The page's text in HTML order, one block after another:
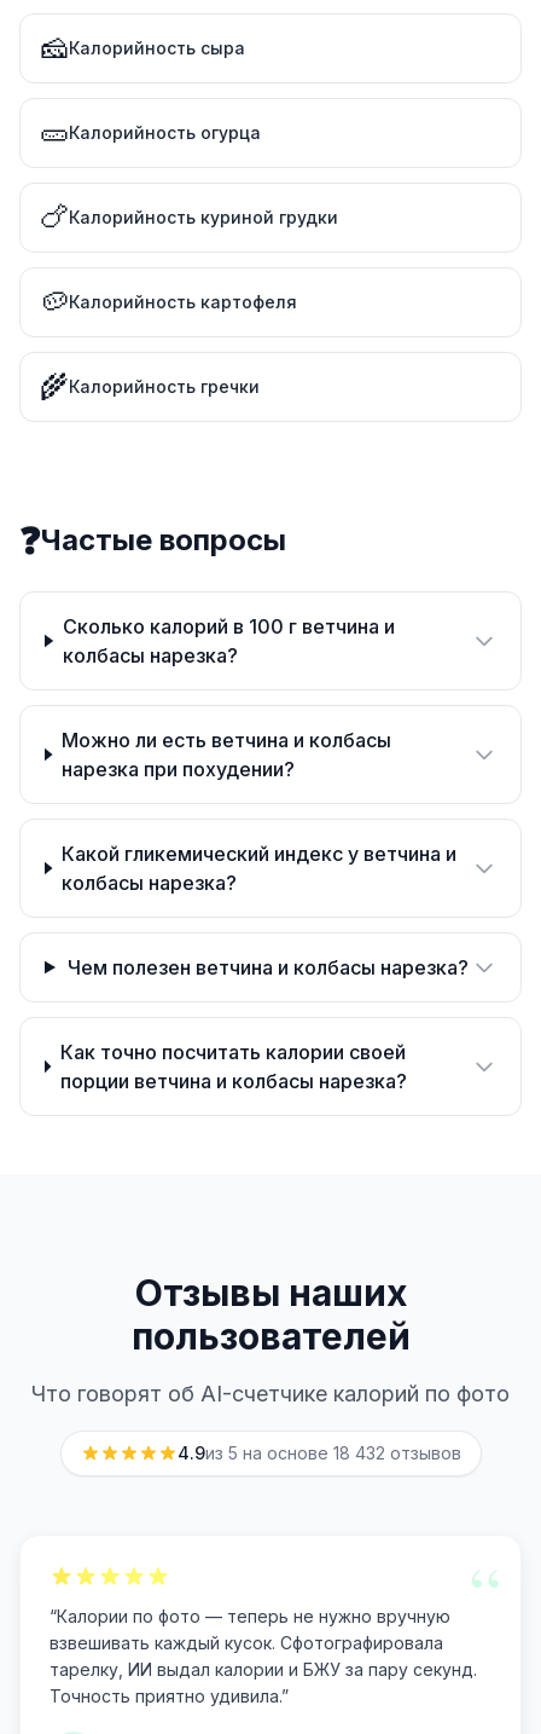
🧀Калорийность сыра
🥒Калорийность огурца
🍗Калорийность куриной грудки
🥔Калорийность картофеля
🌾Калорийность гречки
❓Частые вопросы
Сколько калорий в 100 г ветчина и
колбасы нарезка?
Можно ли есть ветчина и колбасы
нарезка при похудении?
Какой гликемический индекс у ветчина и
колбасы нарезка?
Чем полезен ветчина и колбасы нарезка?
Как точно посчитать калории своей
порции ветчина и колбасы нарезка?
Отзывы наших
пользователей
Что говорят об AI-счетчике калорий по фото
4.9из 5 на основе 18 432 отзывов
“
“Калории по фото — теперь не нужно вручную
взвешивать каждый кусок. Сфотографировала
тарелку, ИИ выдал калории и БЖУ за пару секунд.
Точность приятно удивила.”